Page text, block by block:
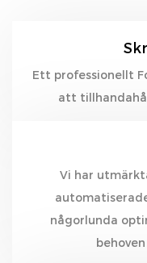
Ett professionellt
att
Vi har
någorlunda